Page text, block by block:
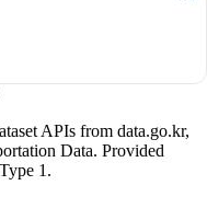
APIs from data.go.kr,
Data. Provided
1.